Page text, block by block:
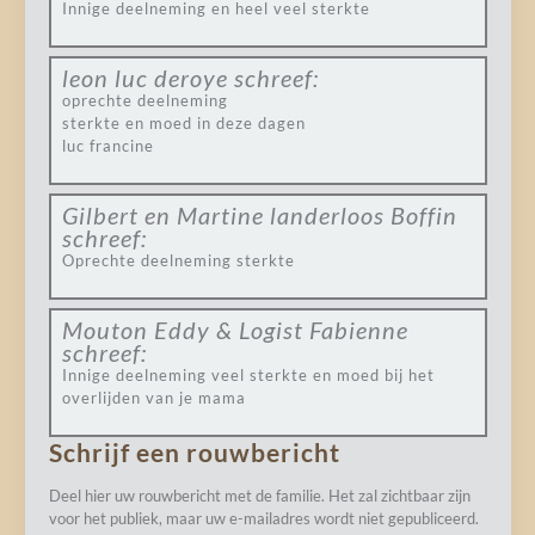
Innige deelneming en heel veel sterkte
leon luc deroye schreef:
oprechte deelneming
sterkte en moed in deze dagen
luc francine
Gilbert en Martine landerloos Boffin
schreef:
Oprechte deelneming sterkte
Mouton Eddy & Logist Fabienne
schreef:
Innige deelneming veel sterkte en moed bij het
overlijden van je mama
Schrijf een rouwbericht
Deel hier uw rouwbericht met de familie. Het zal zichtbaar zijn
voor het publiek, maar uw e-mailadres wordt niet gepubliceerd.